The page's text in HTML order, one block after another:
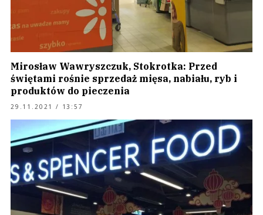
Mirosław Wawryszczuk, Stokrotka: Przed
świętami rośnie sprzedaż mięsa, nabiału, ryb i
produktów do pieczenia
29.11.2021 / 13:57